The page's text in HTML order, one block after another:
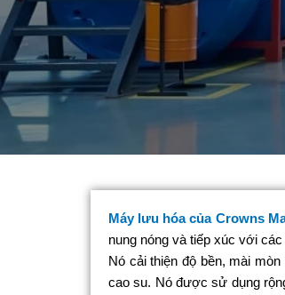
Máy lưu hóa của Crowns
nung nóng và tiếp xúc với
Nó cải thiện độ bền, mài
cao su. Nó được sử dụng